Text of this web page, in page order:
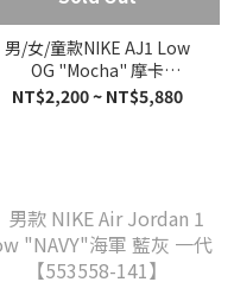
男/女/童款NIKE AJ1 Low
OG "Mocha" 摩卡
【CZ0790-102】
NT$2,200 ~ NT$5,880